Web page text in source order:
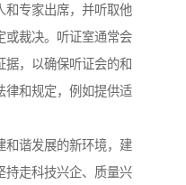
和专家出席，并听取他
或裁决。听证室通常会
据，以确保听证会的和
律和规定，例如提供适
和谐发展的新环境，建
持走科技兴企、质量兴